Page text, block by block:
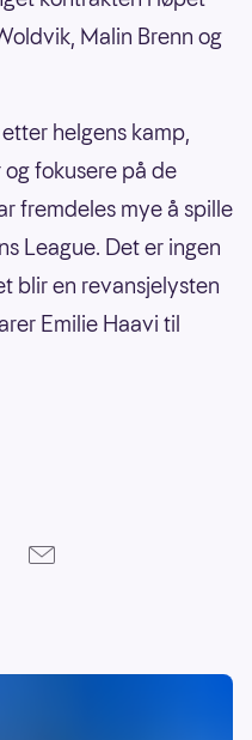
Malin Brenn og
helgens kamp,
fokusere på de
fremdeles mye å spille
League. Det er ingen
blir en revansjelysten
Emilie Haavi til